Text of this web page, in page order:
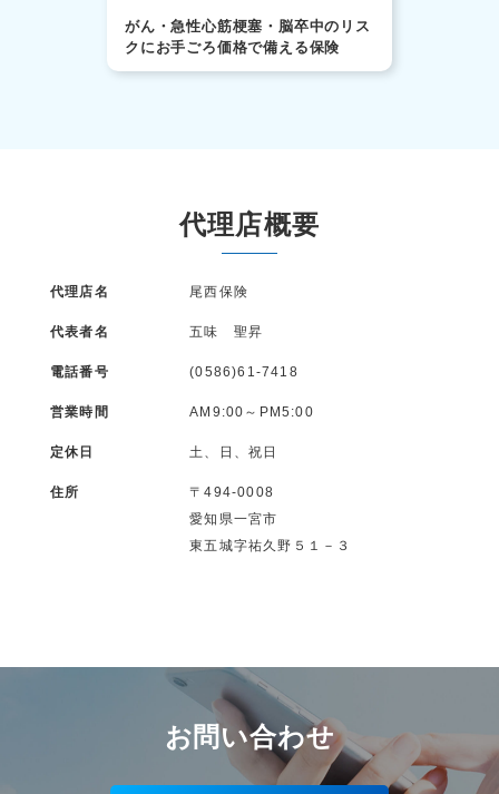
がん・急性心筋梗塞・脳卒中のリス
クにお手ごろ価格で備える保険
代理店概要
代理店名 尾西保険
代表者名 五味 聖昇
電話番号 (0586)61-7418
営業時間 AM9:00～PM5:00
定休日 土、日、祝日
住所
〒494-0008
愛知県一宮市
東五城字祐久野５１－３
お問い合わせ